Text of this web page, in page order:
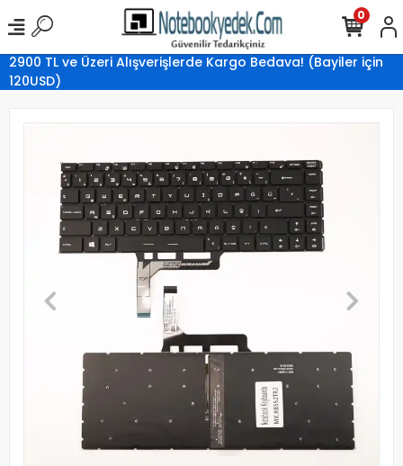
2900 TL ve Üzeri Alışverişlerde Kargo Bedava! (Bayiler için
120USD)
0